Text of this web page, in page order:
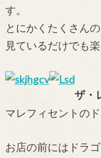
す。
とにかくたくさん
見ているだけでも
ザ・
マレフィセントのド
お店の前にはドラ